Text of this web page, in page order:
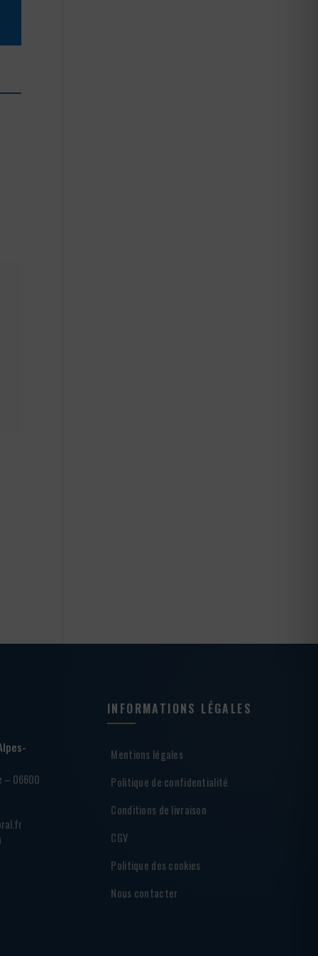
– 06600
INFORMATIONS LÉGALES
Mentions légales
Politique de confidentialité
Conditions de livraison
CGV
Politique des cookies
Nous contacter